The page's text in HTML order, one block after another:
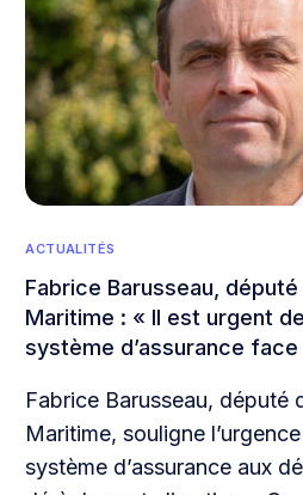
ACTUALITÉS
Fabrice Barusseau,
Maritime : « Il est urgent
système d’assurance
Fabrice Barusseau, député
Maritime, souligne
système d’assurance aux